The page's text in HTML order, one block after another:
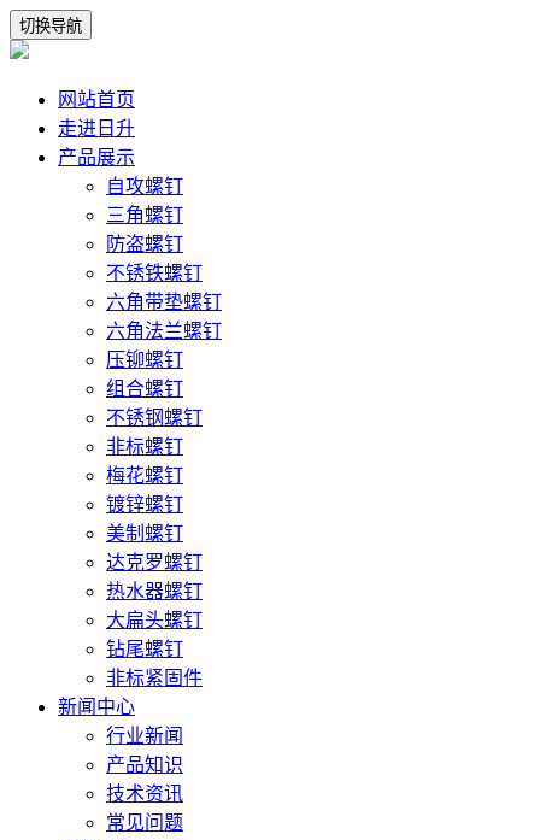
切换导航
网站首页
走进日升
产品展示
自攻螺钉
三角螺钉
防盗螺钉
不锈铁螺钉
六角带垫螺钉
六角法兰螺钉
压铆螺钉
组合螺钉
不锈钢螺钉
非标螺钉
梅花螺钉
镀锌螺钉
美制螺钉
达克罗螺钉
热水器螺钉
大扁头螺钉
钻尾螺钉
非标紧固件
新闻中心
行业新闻
产品知识
技术资讯
常见问题